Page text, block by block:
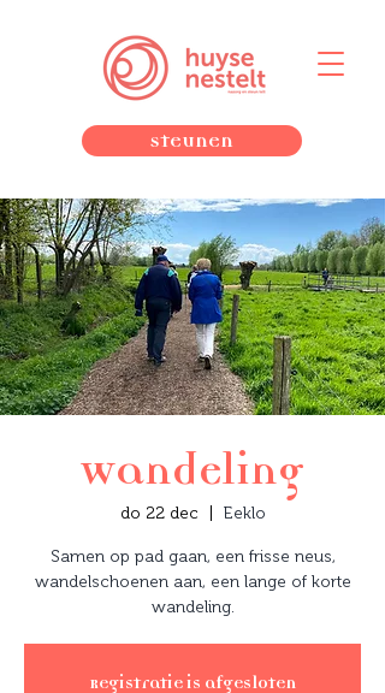
Steunen
Wandeling
do 22 dec Eeklo
Samen op pad gaan, een frisse neus,
wandelschoenen aan, een lange of korte
wandeling.
Registratie is afgesloten